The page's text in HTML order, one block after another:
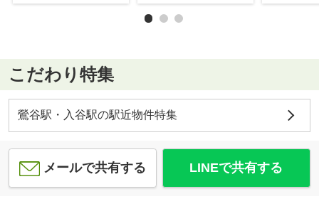
こだわり特集
鶯谷駅・入谷駅の駅近物件特集
メールで共有する LINEで共有する